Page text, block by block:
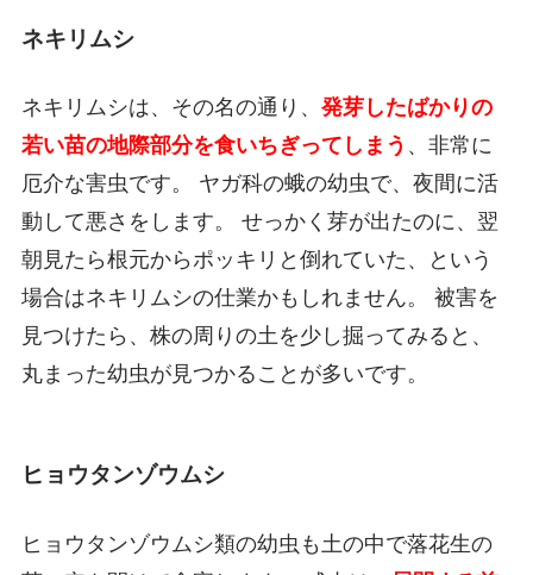
ネキリムシ
ネキリムシは、その名の通り、 発芽したばかりの
若い苗の地際部分を食いちぎってしまう 、非常に
厄介な害虫です。 ヤガ科の蛾の幼虫で、夜間に活
動して悪さをします。 せっかく芽が出たのに、翌
朝見たら根元からポッキリと倒れていた、という
場合はネキリムシの仕業かもしれません。 被害を
見つけたら、株の周りの土を少し掘ってみると、
丸まった幼虫が見つかることが多いです。
ヒョウタンゾウムシ
ヒョウタンゾウムシ類の幼虫も土の中で落花生の